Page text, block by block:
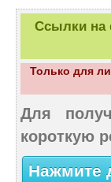
Ссылки на
Только для
Для
короткую
Нажмите